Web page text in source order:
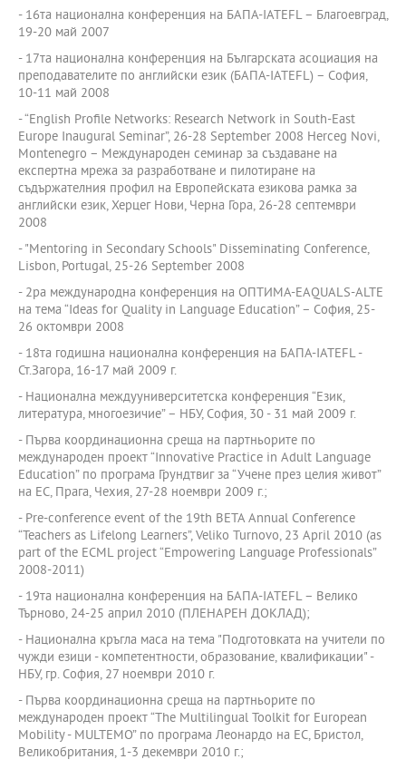
- 16та национална конференция на БАПА-IATEFL – Благоевград,
19-20 май 2007
- 17та национална конференция на Българската асоциация на
преподавателите по английски език (БАПА-IATEFL) – София,
10-11 май 2008
- “English Profile Networks: Research Network in South-East
Europe Inaugural Seminar”, 26-28 September 2008 Herceg Novi,
Montenegro – Международен семинар за създаване на
експертна мрежа за разработване и пилотиране на
съдържателния профил на Европейската езикова рамка за
английски език, Херцег Нови, Черна Гора, 26-28 септември
2008
- "Mentoring in Secondary Schools" Disseminating Conference,
Lisbon, Portugal, 25-26 September 2008
- 2ра международна конференция на ОПТИМА-EAQUALS-ALTE
на тема “Ideas for Quality in Language Education” – София, 25-
26 октомври 2008
- 18та годишна национална конференция на БАПА-IATEFL -
Ст.Загора, 16-17 май 2009 г.
- Национална междууниверситетска конференция “Език,
литература, многоезичие” – НБУ, София, 30 - 31 май 2009 г.
- Първа координационна среща на партньорите по
международен проект “Innovative Practice in Adult Language
Education” по програма Грундтвиг за “Учене през целия живот”
на ЕС, Прага, Чехия, 27-28 ноември 2009 г.;
- Pre-conference event of the 19th BETA Annual Conference
“Teachers as Lifelong Learners”, Veliko Turnovo, 23 April 2010 (as
part of the ECML project “Empowering Language Professionals”
2008-2011)
- 19та национална конференция на БАПА-IATEFL – Велико
Търново, 24-25 април 2010 (ПЛЕНАРЕН ДОКЛАД);
- Национална кръгла маса на тема "Подготовката на учители по
чужди езици - компетентности, образование, квалификации" -
НБУ, гр. София, 27 ноември 2010 г.
- Първа координационна среща на партньорите по
международен проект “The Multilingual Toolkit for European
Mobility - MULTEMO” по програма Леонардо на ЕС, Бристол,
Великобритания, 1-3 декември 2010 г.;